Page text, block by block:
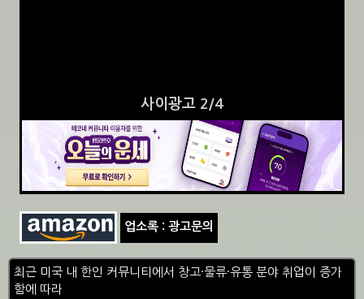
사이광고 3/4
업소록 : 광고문의
최근 미국 내 한인 커뮤니티에서 창고·물류·유통 분야 취업이 증가
함에 따라